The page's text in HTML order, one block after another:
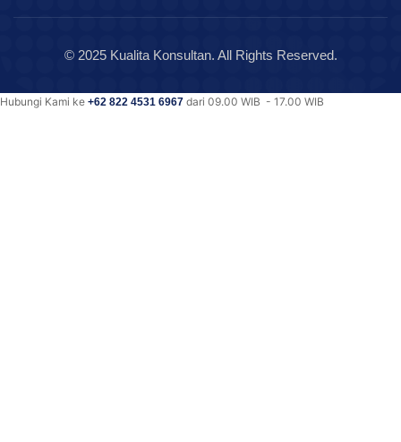
© 2025 Kualita Konsultan. All Rights Reserved.
Hubungi Kami ke +62 822 4531 6967 dari 09.00 WIB - 17.00 WIB